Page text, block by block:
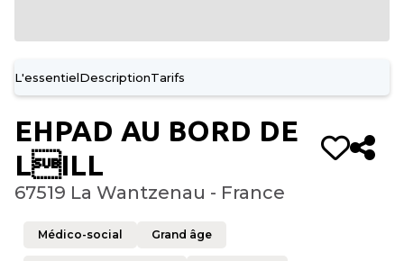
L'essentielDescriptionTarifs
EHPAD AU BORD DE
LILL
67519 La Wantzenau - France
Médico-social Grand âge